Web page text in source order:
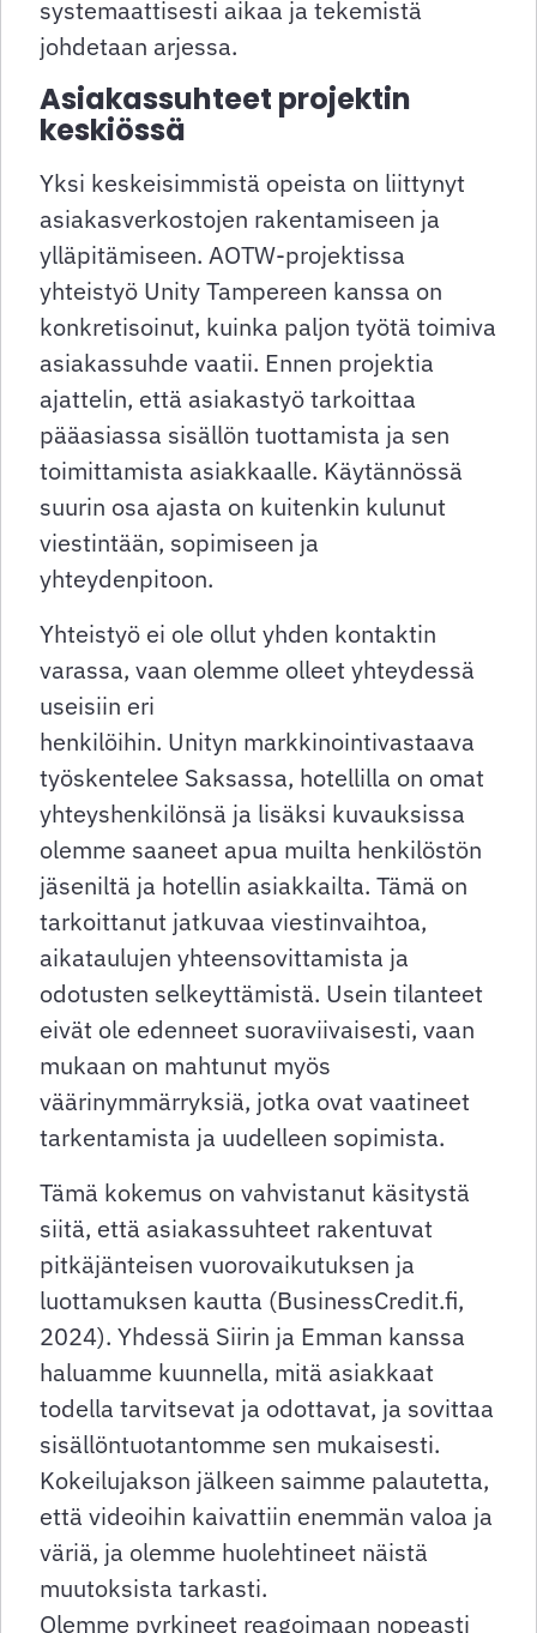
systemaattisesti aikaa ja tekemistä
johdetaan arjessa.
Asiakassuhteet projektin
keskiössä
Yksi keskeisimmistä opeista on liittynyt
asiakasverkostojen rakentamiseen ja
ylläpitämiseen. AOTW-projektissa
yhteistyö Unity Tampereen kanssa on
konkretisoinut, kuinka paljon työtä toimiva
asiakassuhde vaatii. Ennen projektia
ajattelin, että asiakastyö tarkoittaa
pääasiassa sisällön tuottamista ja sen
toimittamista asiakkaalle. Käytännössä
suurin osa ajasta on kuitenkin kulunut
viestintään, sopimiseen ja
yhteydenpitoon.
Yhteistyö ei ole ollut yhden kontaktin
varassa, vaan olemme olleet yhteydessä
useisiin eri
henkilöihin. Unityn markkinointivastaava
työskentelee Saksassa, hotellilla on omat
yhteyshenkilönsä ja lisäksi kuvauksissa
olemme saaneet apua muilta henkilöstön
jäseniltä ja hotellin asiakkailta. Tämä on
tarkoittanut jatkuvaa viestinvaihtoa,
aikataulujen yhteensovittamista ja
odotusten selkeyttämistä. Usein tilanteet
eivät ole edenneet suoraviivaisesti, vaan
mukaan on mahtunut myös
väärinymmärryksiä, jotka ovat vaatineet
tarkentamista ja uudelleen sopimista.
Tämä kokemus on vahvistanut käsitystä
siitä, että asiakassuhteet rakentuvat
pitkäjänteisen vuorovaikutuksen ja
luottamuksen kautta (BusinessCredit.fi,
2024). Yhdessä Siirin ja Emman kanssa
haluamme kuunnella, mitä asiakkaat
todella tarvitsevat ja odottavat, ja sovittaa
sisällöntuotantomme sen mukaisesti.
Kokeilujakson jälkeen saimme palautetta,
että videoihin kaivattiin enemmän valoa ja
väriä, ja olemme huolehtineet näistä
muutoksista tarkasti.
Olemme pyrkineet reagoimaan nopeasti